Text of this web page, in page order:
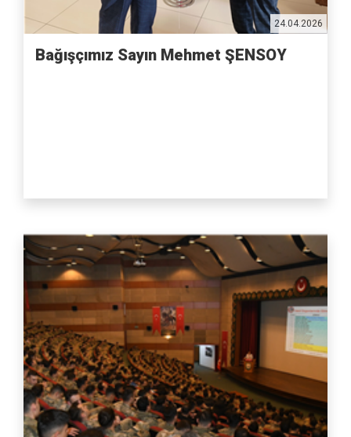
24.04.2026
Bağışçımız Sayın Mehmet ŞENSOY